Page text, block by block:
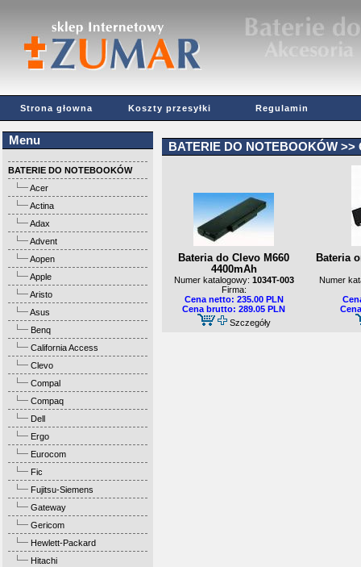
Strona głowna Koszty przesyłki Regulamin
Menu
BATERIE DO NOTEBOOKÓW
Acer
Actina
Adax
Advent
Aopen
Apple
Aristo
Asus
Benq
California Access
Clevo
Compal
Compaq
Dell
Ergo
Eurocom
Fic
Fujitsu-Siemens
Gateway
Gericom
Hewlett-Packard
Hitachi
BATERIE DO NOTEBOOKÓW >>
Bateria do Clevo M660
4400mAh
Numer katalogowy: 1034T-003
Firma:
Cena netto: 235.00 PLN
Cena brutto: 289.05 PLN
Szczegóły
Bateria
Numer